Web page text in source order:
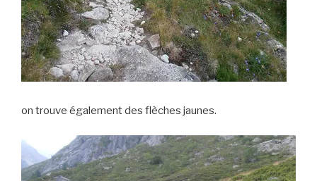
on trouve également des flèches jaunes.